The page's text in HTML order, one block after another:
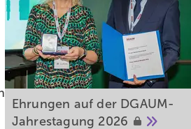
zur Normalität werden!“
Ehrungen auf der DGAUM-
Jahrestagung 2026